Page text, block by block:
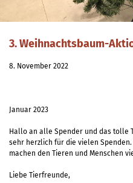
3. Weihnachtsbaum-
8. November 2022
Januar 2023
Hallo an alle Spender und das tolle
sehr herzlich für die vielen
machen den Tieren und Menschen
Liebe Tierfreunde,